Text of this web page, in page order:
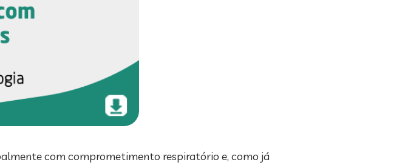
com comprometimento respiratório e, como já